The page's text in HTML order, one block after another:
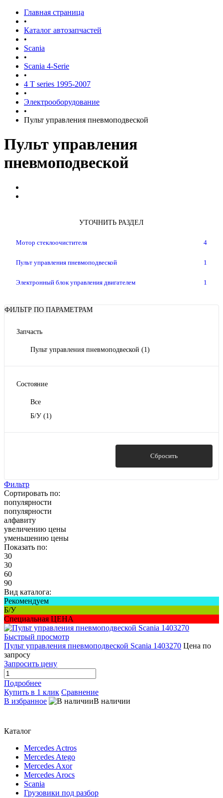
Главная страница
•
Каталог автозапчастей
•
Scania
•
Scania 4-Serie
•
4 T series 1995-2007
•
Электрооборудование
•
Пульт управления пневмоподвеской
Пульт управления
пневмоподвеской
УТОЧНИТЬ РАЗДЕЛ
Мотор стеклоочистителя 4
Пульт управления пневмоподвеской 1
Электронный блок управления двигателем 1
ФИЛЬТР ПО ПАРАМЕТРАМ
Запчасть
Пульт управления пневмоподвеской (1)
Состояние
Все
Б/У (1)
Сбросить
Фильтр
Сортировать по:
популярности
популярности
алфавиту
увеличению цены
уменьшению цены
Показать по:
30
30
60
90
Вид каталога:
Рекомендуем
Б/У
Специальная ЦЕНА
Быстрый просмотр
Пульт управления пневмоподвеской Scania 1403270 Цена по
запросу
Запросить цену
Подробнее
Купить в 1 клик Сравнение
В избранное
В наличии
Каталог
Mercedes Actros
Mercedes Atego
Mercedes Axor
Mercedes Arocs
Scania
Грузовики под разбор